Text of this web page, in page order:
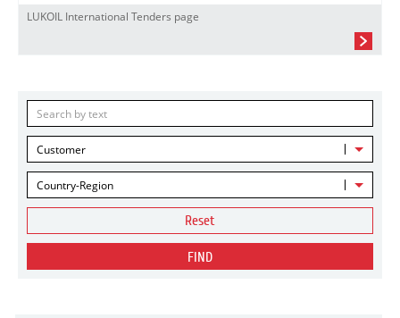
LUKOIL International Tenders page
Customer
Country-Region
Reset
FIND